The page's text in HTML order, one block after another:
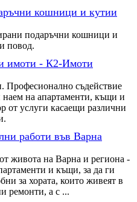
кошници и кутии
подаръчни кошници и
повод.
имоти - К2-Имоти
Професионално съдействие
на апартаменти, къщи и
от услуги касаещи различни
работи във Варна
живота на Варна и региона -
и къщи, за да ги
за хората, които живеят в
ремонти, а с ...